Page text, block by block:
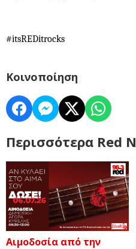
#itsREDitrocks
Κοινοποίηση
Περισσότερα Red
Αιμοδοσία από την